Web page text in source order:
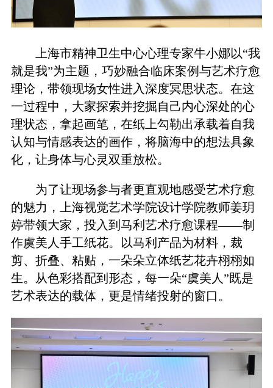
上海市精神卫生中心心理专家牛小娜以“我
就是我”为主题，巧妙融合临床案例与艺术疗愈
理论，带领现场女性进入深度冥思状态。在这
一过程中，大家探索并挖掘自己内心深处的心
理状态，拿起画笔，在纸上勾勒出承载着自我
认知与情感表达的画作，将脑海中的想法具象
化，让身体与心灵双重放松。
为了让现场参与者更直观地感受艺术疗愈
的魅力，上海视觉艺术学院设计学院教师姜玥
婷带领大家，投入到马利艺术疗愈课程——制
作虞美人手工纸花。以马利产品为材料，裁
剪、折叠、粘贴，一朵朵立体纸艺花卉栩栩如
生。从色彩搭配到形态，每一朵“虞美人”既是
艺术表达的载体，更是情绪投射的窗口。